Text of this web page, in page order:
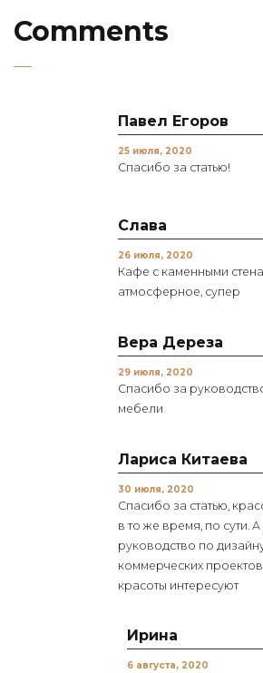
Comments
Павел Егоров
25 июля, 2020
Спасибо за статью!
Слава
26 июля, 2020
Кафе с каменными
атмосферное, супер
Вера Дереза
29 июля, 2020
Спасибо за
мебели
Лариса Китаева
30 июля, 2020
Спасибо за статью,
в то же время, по сути. А
руководство по
коммерческих
красоты интересуют
Ирина
6 августа, 2020